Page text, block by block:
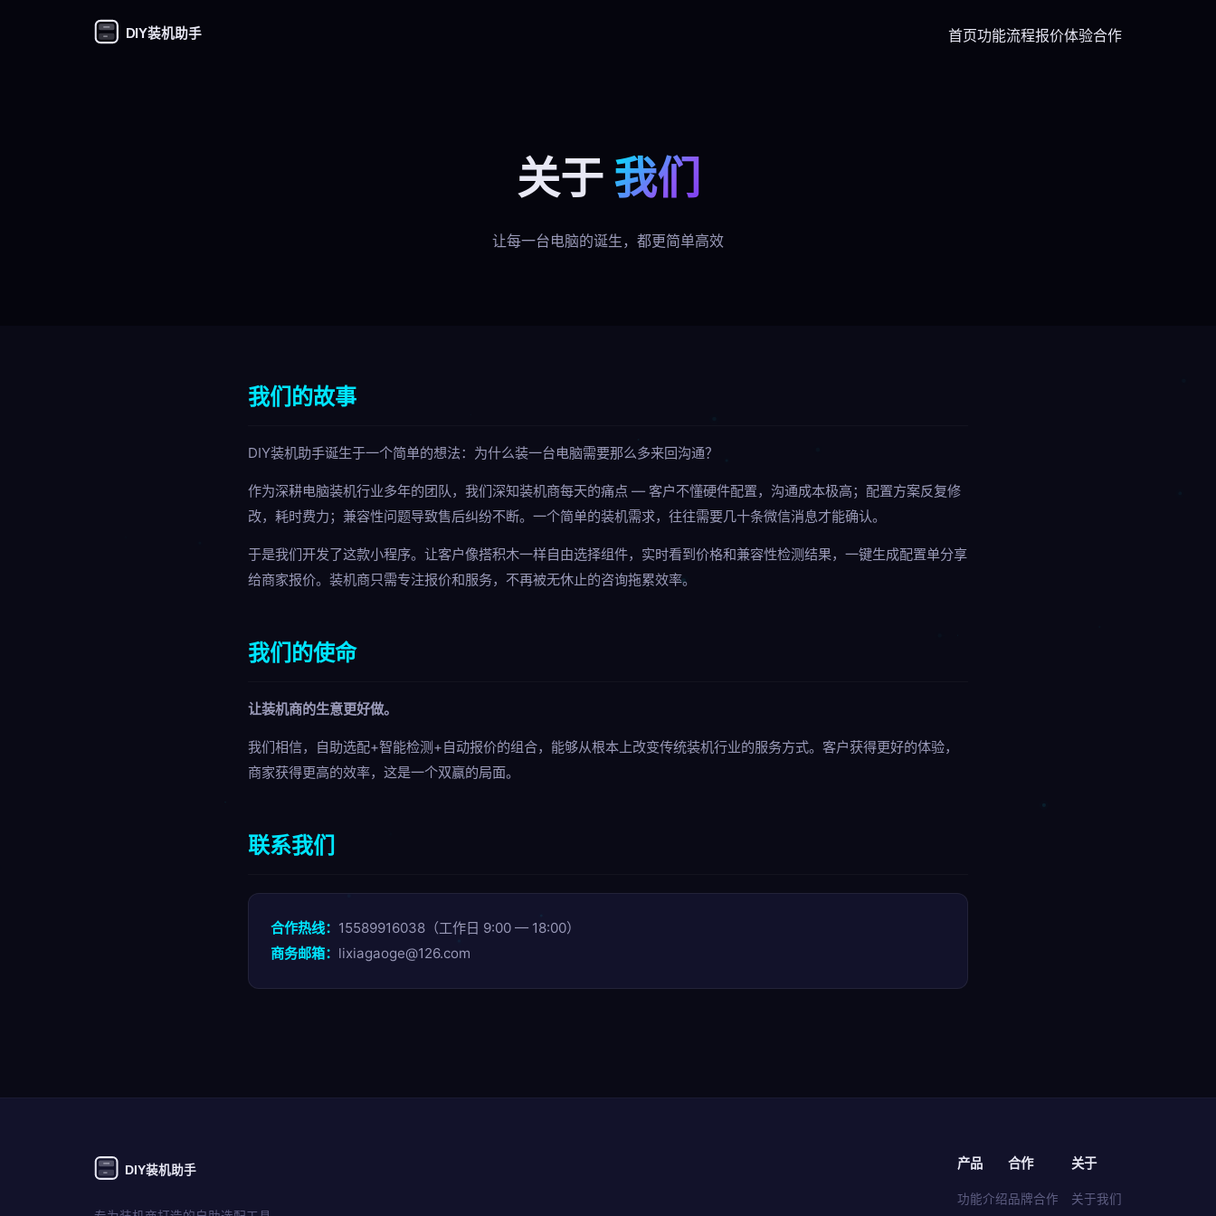
DIY装机助手 首页功能流程报价体验合作
关于我们
让每一台电脑的诞生，都更简单高效
我们的故事
DIY装机助手诞生于一个简单的想法：为什么装一台电脑需要那么多来回沟通？
作为深耕电脑装机行业多年的团队，我们深知装机商每天的痛点 — 客户不懂硬件配置，沟通成本极高；配置方案反复修
改，耗时费力；兼容性问题导致售后纠纷不断。一个简单的装机需求，往往需要几十条微信消息才能确认。
于是我们开发了这款小程序。让客户像搭积木一样自由选择组件，实时看到价格和兼容性检测结果，一键生成配置单分享
给商家报价。装机商只需专注报价和服务，不再被无休止的咨询拖累效率。
我们的使命
让装机商的生意更好做。
我们相信，自助选配+智能检测+自动报价的组合，能够从根本上改变传统装机行业的服务方式。客户获得更好的体验，
商家获得更高的效率，这是一个双赢的局面。
联系我们
合作热线： 15589916038（工作日 9:00 — 18:00）
商务邮箱： lixiagaoge@126.com
DIY装机助手 产品
功能介绍
合作
品牌合作
关于
关于我们